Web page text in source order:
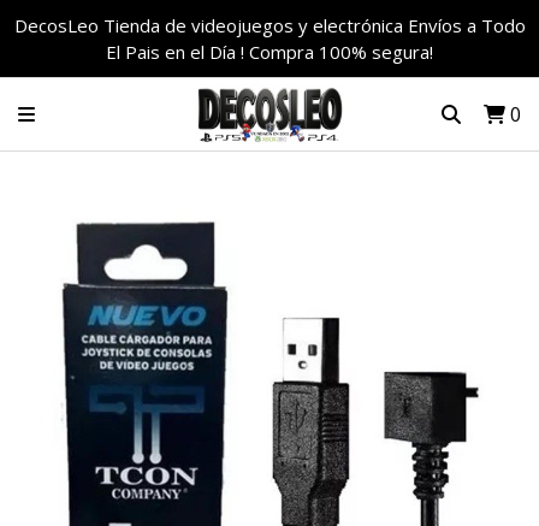
DecosLeo Tienda de videojuegos y electrónica Envíos a Todo
El Pais en el Día ! Compra 100% segura!
0